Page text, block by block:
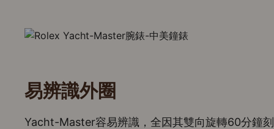
易辨識外圈
Yacht-Master容易辨識，全因其雙向旋轉60分鐘